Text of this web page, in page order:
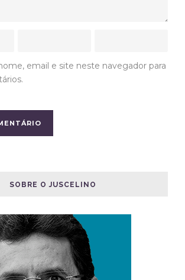
email e site neste navegador para
SOBRE O JUSCELINO